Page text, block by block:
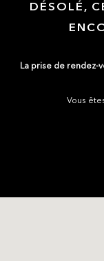
DÉSOLÉ,
La prise de rendez-
Vous